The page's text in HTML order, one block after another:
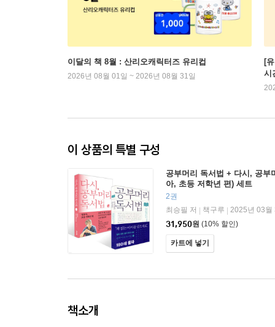
이달의 책 8월 : 산리오캐릭터즈 유리컵
2026년 08월 01일 ~ 2026년 08월 31일
[
시
이 상품의 특별 구성
공부머리 독서법 + 다시, 공부
아, 초등 저학년 편) 세트
2권
최승필 저
책구루
2025년 03월
31,950원 (10% 할인)
카트에 넣기
책소개